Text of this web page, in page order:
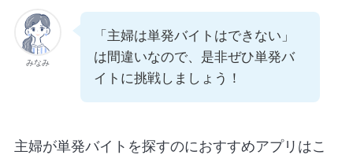
みなみ
「主婦は単発バイトはできない」
は間違いなので、是非ぜひ単発バ
イトに挑戦しましょう！
主婦が単発バイトを探すのにおすすめアプリはこ